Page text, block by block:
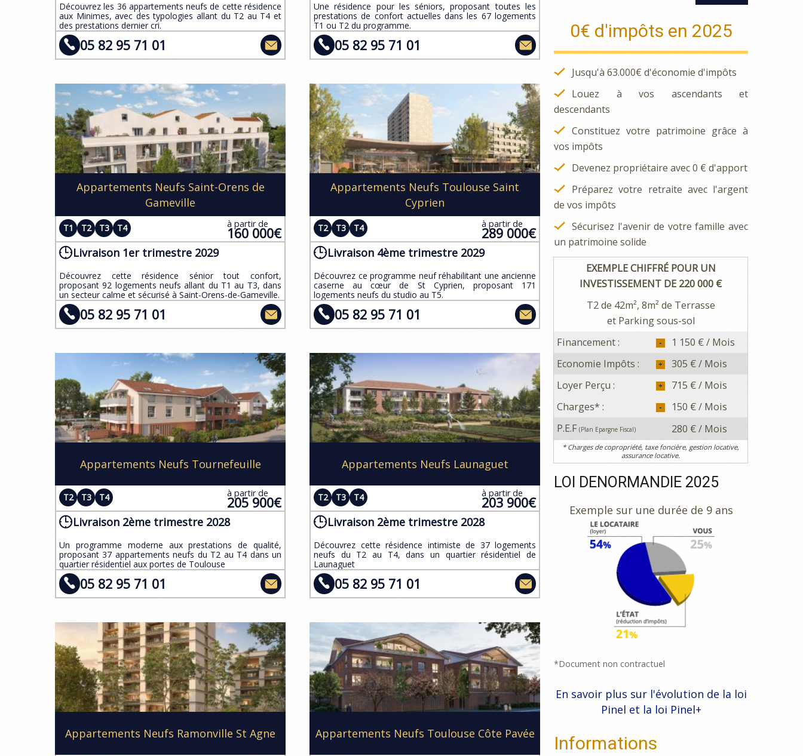
​Découvrez les 36 appartements neufs de cette résidence
aux Minimes, avec des typologies allant du T2 au T4 et
des prestations dernier cri.
05 82 95 71 01
​Une résidence pour les séniors, proposant toutes les
prestations de confort actuelles dans les 67 logements
T1 ou T2 du programme.
05 82 95 71 01
Appartements Neufs Saint-Orens de
Gameville
T1 T2 T3 T4 à partir de
160 000€
Livraison 1er trimestre 2029
​Découvrez cette résidence sénior tout confort,
proposant 92 logements neufs allant du T1 au T3, dans
un secteur calme et sécurisé à Saint-Orens-de-Gameville.
05 82 95 71 01
Appartements Neufs Toulouse Saint
Cyprien
T2 T3 T4 à partir de
289 000€
Livraison 4ème trimestre 2029
​Découvrez ce programme neuf réhabilitant une ancienne
caserne au cœur de St Cyprien, proposant 171
logements neufs du studio au T5.
05 82 95 71 01
Appartements Neufs Tournefeuille
T2 T3 T4 à partir de
205 900€
Livraison 2ème trimestre 2028
​Un programme moderne aux prestations de qualité,
proposant 37 appartements neufs du T2 au T4 dans un
quartier résidentiel aux portes de Toulouse
05 82 95 71 01
Appartements Neufs Launaguet
T2 T3 T4 à partir de
203 900€
Livraison 2ème trimestre 2028
​Découvrez cette résidence intimiste de 37 logements
neufs du T2 au T4, dans un quartier résidentiel de
Launaguet
05 82 95 71 01
Appartements Neufs Ramonville St Agne Appartements Neufs Toulouse Côte Pavée
0€ d'impôts en 2025
Jusqu'à 63.000€ d'économie d'impôts
Louez à vos ascendants et
descendants
Constituez votre patrimoine grâce à
vos impôts
Devenez propriétaire avec 0 € d'apport
Préparez votre retraite avec l'argent
de vos impôts
Sécurisez l'avenir de votre famille avec
un patrimoine solide
EXEMPLE CHIFFRÉ POUR UN
INVESTISSEMENT DE 220 000 €
T2 de 42m², 8m² de Terrasse
et Parking sous-sol
Financement :
1 150 € / Mois
Economie Impôts :
305 € / Mois
Loyer Perçu :
715 € / Mois
Charges* :
150 € / Mois
P.E.F (Plan Epargne Fiscal) 280 € / Mois
* Charges de copropriété, taxe foncière, gestion locative,
assurance locative.
LOI DENORMANDIE 2025
Exemple sur une durée de 9 ans
*Document non contractuel
En savoir plus sur l'évolution de la loi
Pinel et la loi Pinel+
Informations